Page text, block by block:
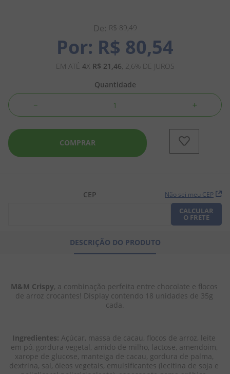
R$ 89,49
R$ 80,54
EM ATÉ 4X R$ 21 ,46, 2,6% DE JUROS
Quantidade
＋
－
COMPRAR
CEP Não sei meu CEP
CALCULAR
O FRETE
DESCRIÇÃO DO PRODUTO
M&M Crispy, a combinação perfeita entre chocolate e flocos
de arroz crocantes! Display contendo 18 unidades de 35g
cada.
Ingredientes: Açúcar, massa de cacau, flocos de arroz, leite
em pó, gordura vegetal, amido de milho, lactose, amendoim,
xarope de glucose, manteiga de cacau, gordura de palma,
dextrina, sal, óleos vegetais, emulsificantes (lecitina de soja e
5º
amendoim
6
chiclete
salgadinho
9º
biscoito